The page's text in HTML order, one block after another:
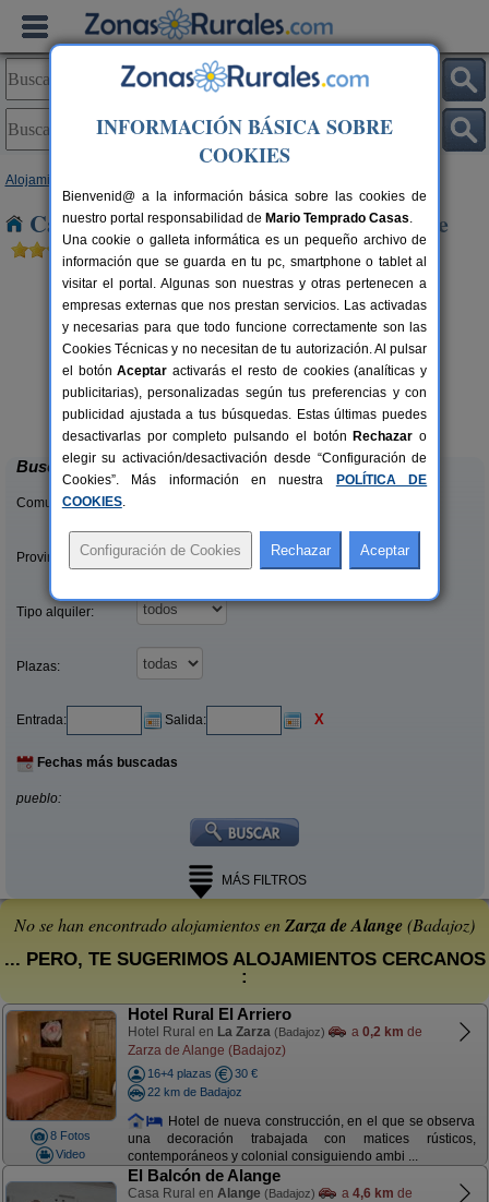
Alojamientos
Casas Rurales cerca de Zarza de Alange
8+4 pers.
desde30 €
Casa Rural Baños del Raposo
El Raposo (Badajoz)
Buscar
Comunidades:
Provincias/Islas:
Tipo alquiler:
Plazas:
Entrada: Salida: X
Fechas más buscadas
pueblo:
MÁS FILTROS
No se han encontrado alojamientos enZarza de Alange(Badajoz)
... PERO, TE SUGERIMOS ALOJAMIENTOS CERCANOS
:
8 Fotos
Video
Hotel Rural El Arriero
Hotel Rural en La Zarza (Badajoz) a 0,2 km de
Zarza de Alange (Badajoz)
16+4 plazas
30 €
22 km de Badajoz
Hotel de nueva construcción, en el que se observa
una decoración trabajada con matices rústicos,
contemporáneos y colonial consiguiendo ambi ...
El Balcón de Alange
Casa Rural en Alange (Badajoz) a 4,6 km de
INFORMACIÓN BÁSICA SOBRE
COOKIES
Bienvenid@ a la información básica sobre las cookies de
nuestro portal responsabilidad de Mario Temprado Casas.
Una cookie o galleta informática es un pequeño archivo de
información que se guarda en tu pc, smartphone o tablet al
visitar el portal. Algunas son nuestras y otras pertenecen a
empresas externas que nos prestan servicios. Las activadas
y necesarias para que todo funcione correctamente son las
Cookies Técnicas y no necesitan de tu autorización. Al pulsar
el botónAceptar activarás el resto de cookies (analíticas y
publicitarias), personalizadas según tus preferencias y con
publicidad ajustada a tus búsquedas. Estas últimas puedes
desactivarlas por completo pulsando el botón Rechazar o
elegir su activación/desactivación desde “Configuración de
Cookies”. Más información en nuestra
POLÍTICA DE
COOKIES.